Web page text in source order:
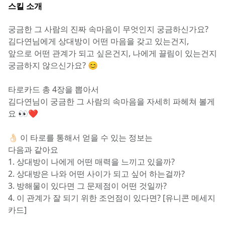
스킬 소개
궁금한 그 사람의 진짜 속마음이 무엇인지 궁금하신가요?
김다연님에게 상대방이 어떤 마음을 갖고 있는건지,
앞으로 어떤 관계가 되고 싶은건지, 나에게 끌림이 있는건지
궁금하지 않으신가요? 😊
타로카드 총 4장을 뽑아서
김다연님이 궁금한 그 사람의 속마음을 자세히 파헤쳐 볼게
요 👀❤
👌🏻 이 타로를 통해서 얻을 수 있는 정보는
다음과 같아요
1. 상대방이 나에게 어떤 매력을 느끼고 있을까?
2. 상대방은 나와 어떤 사이가 되고 싶어 하는걸까?
3. 방해물이 있다면 그 문제점이 어떤 것일까?
4. 이 관계가 잘 되기 위한 조언점이 있다면? [유니콘 메세지
카드]